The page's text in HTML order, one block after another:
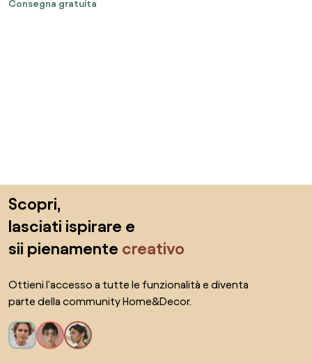
Consegna gratuita
Scopri,
lasciati ispirare e
sii pienamente creativo
Ottieni l'accesso a tutte le funzionalità e diventa
parte della community Home&Decor.